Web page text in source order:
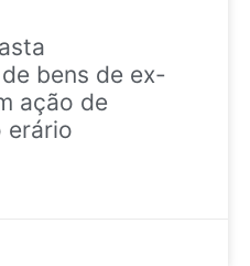
bens de ex-
ação de
erário